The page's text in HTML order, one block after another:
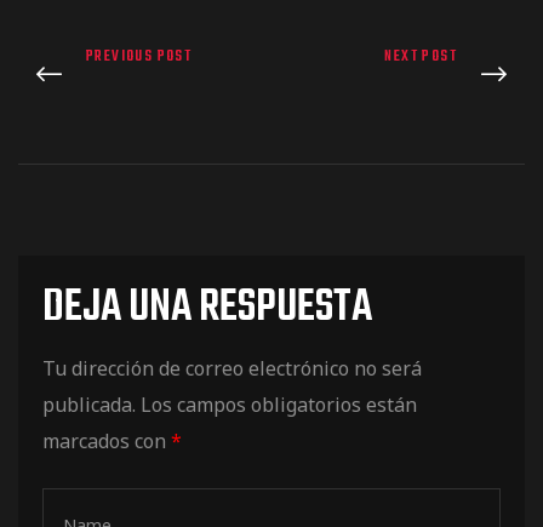
PREVIOUS POST NEXT POST
DEJA UNA RESPUESTA
Tu dirección de correo electrónico no será
publicada. Los campos obligatorios están
marcados con *
Series